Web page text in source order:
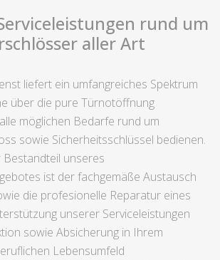
rund um
aller Art
liefert ein umfangreiches Spektrum
über die pure Türnotöffnung
möglichen Bedarfe rund um
sowie Sicherheitsschlüssel bedienen.
Bestandteil unseres
ist der fachgemäße Austausch
die profesionelle Reparatur eines
unserer Serviceleistungen
sowie Absicherung in Ihrem
Lebensumfeld